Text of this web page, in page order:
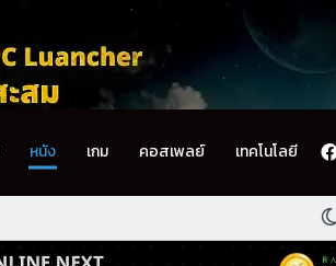
หนัง เกม คอสเพลย์ เทคโนโลยี